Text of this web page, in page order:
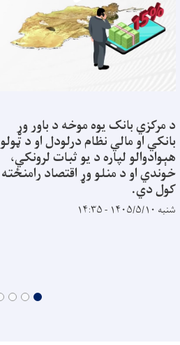
د مرکزي بانک یوه موخه د باور وړ
بانکي او مالي نظام درلودل او د ټولو
هېوادوالو لپاره د یو ثبات لرونکي،
خوندي او د منلو وړ اقتصاد رامنځته
کول دي.
شنبه ۱۴۰۵/۵/۱۰ - ۱۴:۳۵